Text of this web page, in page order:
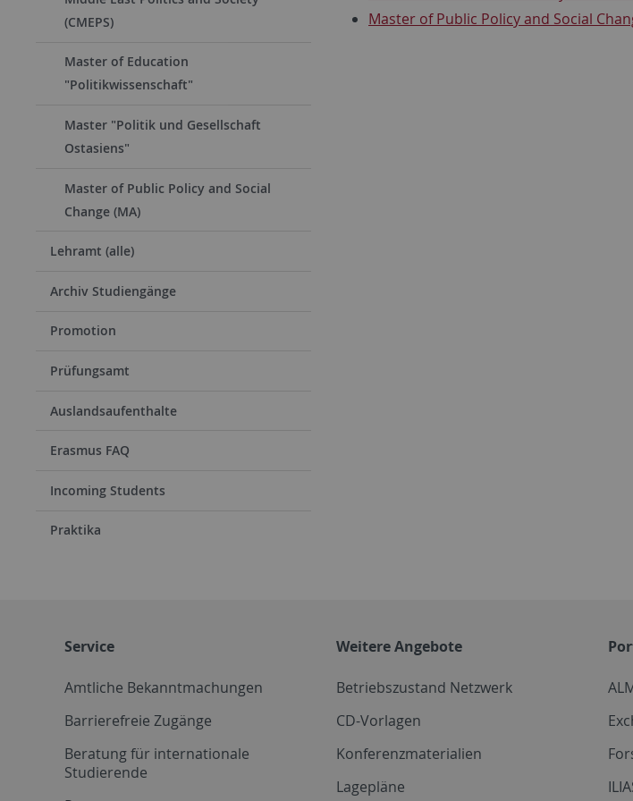
(CMEPS)
Master of Education
"Politikwissenschaft"
Master "Politik und Gesellschaft
Ostasiens"
Master of Public Policy and Social
Change (MA)
Lehramt (alle)
Archiv Studiengänge
Promotion
Prüfungsamt
Auslandsaufenthalte
Erasmus FAQ
Incoming Students
Praktika
Master of Public Policy and Social
Service
Amtliche Bekanntmachungen
Barrierefreie Zugänge
Beratung für internationale
Studierende
Weitere Angebote
Betriebszustand Netzwerk
CD-Vorlagen
Konferenzmaterialien
Lagepläne